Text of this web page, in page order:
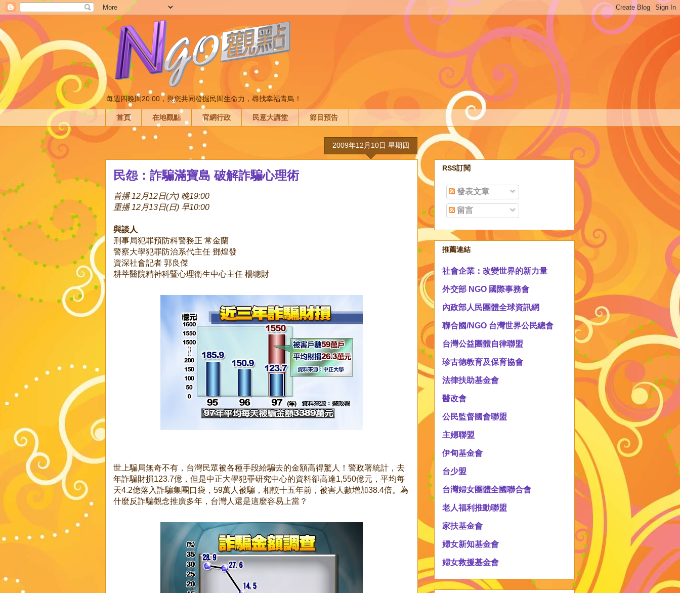
每週四晚間20:00，與您共同發掘民間生命力，尋找幸福青鳥！
首頁 在地觀點 官網行政 民意大講堂 節目預告
2009年12月10日 星期四
民怨：詐騙滿寶島 破解詐騙心理術
首播 12月12日(六) 晚19:00
重播 12月13日(日) 早10:00
與談人
刑事局犯罪預防科警務正 常金蘭
警察大學犯罪防治系代主任 鄧煌發
資深社會記者 郭良傑
耕莘醫院精神科暨心理衛生中心主任 楊聰財
世上騙局無奇不有，台灣民眾被各種手段給騙去的金額高得驚人！警政署統計，去
年詐騙財損123.7億，但是中正大學犯罪研究中心的資料卻高達1,550億元，平均每
天4.2億落入詐騙集團口袋，59萬人被騙，相較十五年前，被害人數增加38.4倍。為
什麼反詐騙觀念推廣多年，台灣人還是這麼容易上當？
RSS訂閱
發表文章
留言
推薦連結
社會企業：改變世界的新力量
外交部 NGO 國際事務會
內政部人民團體全球資訊網
聯合國/NGO 台灣世界公民總會
台灣公益團體自律聯盟
珍古德教育及保育協會
法律扶助基金會
醫改會
公民監督國會聯盟
主婦聯盟
伊甸基金會
台少盟
台灣婦女團體全國聯合會
老人福利推動聯盟
家扶基金會
婦女新知基金會
婦女救援基金會